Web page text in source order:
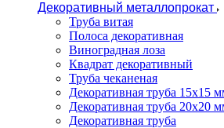
Декоративный металлопрокат
Труба витая
Полоса декоративная
Виноградная лоза
Квадрат декоративный
Труба чеканеная
Декоративная труба 15х15
Декоративная труба 20х20
Декоративная труба